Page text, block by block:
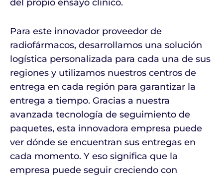
del propio ensayo clínico.
Para este innovador proveedor de
radiofármacos, desarrollamos una solución
logística personalizada para cada una de sus
regiones y utilizamos nuestros centros de
entrega en cada región para garantizar la
entrega a tiempo. Gracias a nuestra
avanzada tecnología de seguimiento de
paquetes, esta innovadora empresa puede
ver dónde se encuentran sus entregas en
cada momento. Y eso significa que la
empresa puede seguir creciendo con